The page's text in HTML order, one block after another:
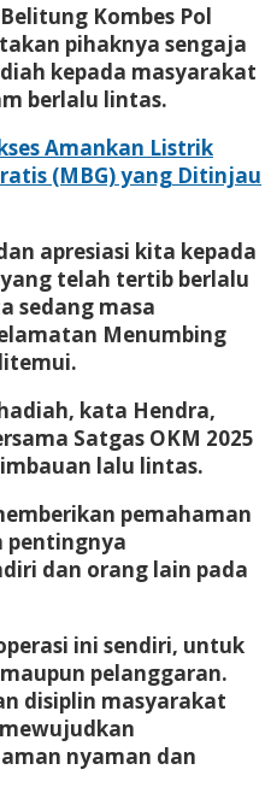
Kombes Pol
pihaknya sengaja
kepada masyarakat
berlalu lintas.
Amankan Listrik
(MBG) yang Ditinjau
apresiasi kita kepada
telah tertib berlalu
sedang masa
Menumbing
kata Hendra,
Satgas OKM 2025
lalu lintas.
pemahaman
pentingnya
dan orang lain pada
ini sendiri, untuk
pelanggaran.
disiplin masyarakat
nyaman dan